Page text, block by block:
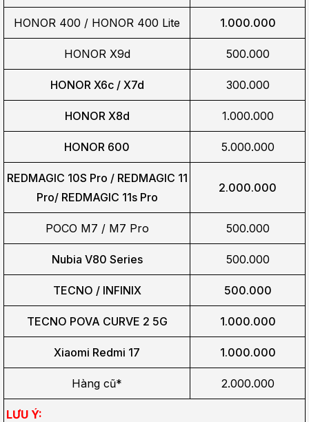
HONOR 400 / HONOR 400 Lite 1.000.000
HONOR X9d 500.000
HONOR X6c / X7d 300.000
HONOR X8d 1.000.000
HONOR 600 5.000.000
REDMAGIC 10S Pro / REDMAGIC 11
Pro/ REDMAGIC 11s Pro
2.000.000
POCO M7 / M7 Pro 500.000
Nubia V80 Series 500.000
TECNO / INFINIX 500.000
TECNO POVA CURVE 2 5G 1.000.000
Xiaomi Redmi 17 1.000.000
Hàng cũ* 2.000.000
LƯU Ý: